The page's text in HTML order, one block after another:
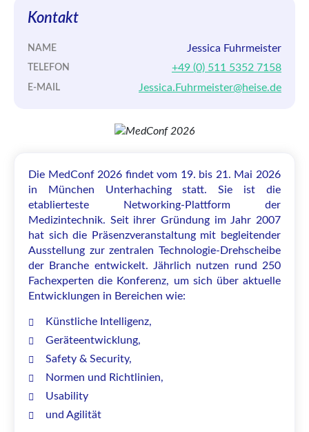
Kontakt
NAME Jessica Fuhrmeister
TELEFON +49 (0) 511 5352 7158
E-MAIL Jessica.Fuhrmeister@heise.de
Die MedConf 2026 findet vom 19. bis 21. Mai 2026
in München Unterhaching statt. Sie ist die
etablierteste Networking-Plattform der
Medizintechnik. Seit ihrer Gründung im Jahr 2007
hat sich die Präsenzveranstaltung mit begleitender
Ausstellung zur zentralen Technologie-Drehscheibe
der Branche entwickelt. Jährlich nutzen rund 250
Fachexperten die Konferenz, um sich über aktuelle
Entwicklungen in Bereichen wie:
Künstliche Intelligenz,
Geräteentwicklung,
Safety & Security,
Normen und Richtlinien,
Usability
und Agilität